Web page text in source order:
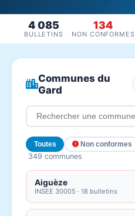
4 085
BULLETINS
134
NON CONFORMES
Communes du
Gard
Toutes Non conformes
349 communes
Aiguèze
INSEE 30005 · 18 bulletins